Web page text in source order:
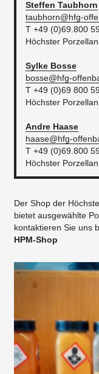
Steffen Taubhorn
taubhorn@hfg-
T +49 (0)69.800
Höchster
Sylke Bosse
bosse@hfg-
T +49 (0)69 800
Höchster
Andre Haase
haase@hfg-
T +49 (0)69.800
Höchster
Der Shop der
bietet ausgewählte
kontaktieren Sie uns
HPM-Shop